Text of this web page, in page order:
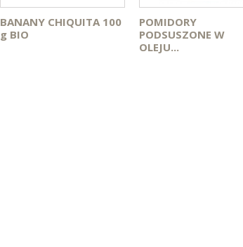
BANANY CHIQUITA 100
g BIO
POMIDORY
PODSUSZONE W
OLEJU...